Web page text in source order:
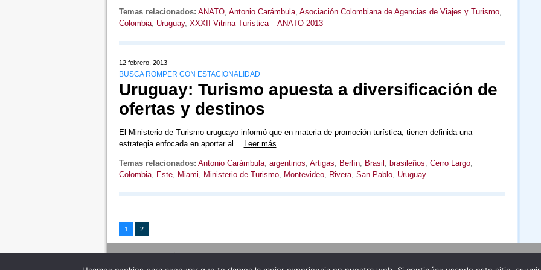
Temas relacionados: ANATO, Antonio Carámbula, Asociación Colombiana de Agencias de Viajes y Turismo,
Colombia, Uruguay, XXXII Vitrina Turística – ANATO 2013
12 febrero, 2013
BUSCA ROMPER CON ESTACIONALIDAD
Uruguay: Turismo apuesta a diversificación de
ofertas y destinos
El Ministerio de Turismo uruguayo informó que en materia de promoción turística, tienen definida una
estrategia enfocada en aportar al… Leer más
Temas relacionados: Antonio Carámbula, argentinos Artigas Berlín, Brasil brasileños Cerro Largo,
Colombia, Este, Miami Ministerio de Turismo, Montevideo, Rivera, San Pablo, Uruguay
1 2